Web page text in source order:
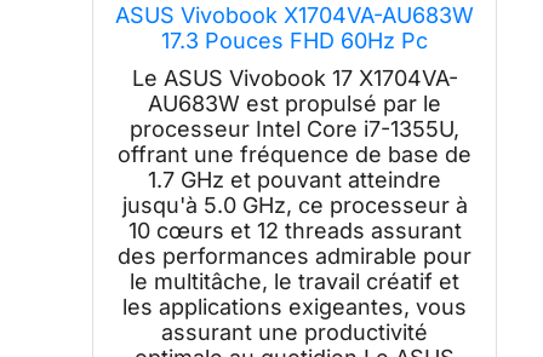
ASUS Vivobook X1704VA-AU683W
17.3 Pouces FHD 60Hz Pc
Portable (processeur Intel Core
i7-1355U, 16GB DDR4, 512GB SSD,
Intel Iris Xᵉ Graphics, Windows 11
Home) – Clavier AZERTY
Le ASUS Vivobook 17 X1704VA-
AU683W est propulsé par le
processeur Intel Core i7-1355U,
offrant une fréquence de base de
1.7 GHz et pouvant atteindre
jusqu'à 5.0 GHz, ce processeur à
10 cœurs et 12 threads assurant
des performances admirable pour
le multitâche, le travail créatif et
les applications exigeantes, vous
assurant une productivité